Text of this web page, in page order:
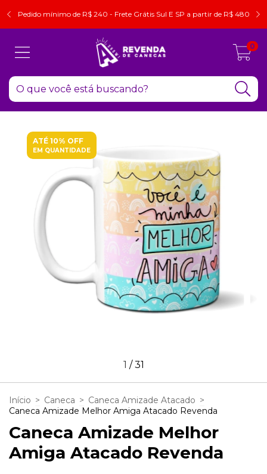
Pedido mínimo de R$ 240 - Frete Grátis Sul E SP a partir de R$ 480
0
ATÉ 10% OFF
EM QUANTIDADE
1 /31
Início > Caneca > Caneca Amizade Atacado >
Caneca Amizade Melhor Amiga Atacado Revenda
Caneca Amizade Melhor
Amiga Atacado Revenda